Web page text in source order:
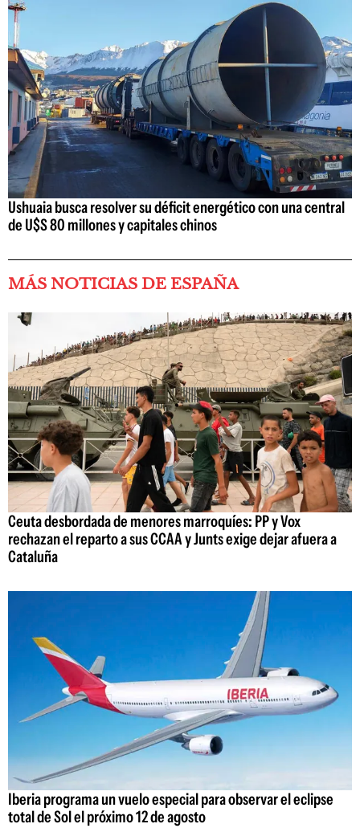
Ushuaia busca resolver su déficit energético con una central
de U$S 80 millones y capitales chinos
MÁS NOTICIAS DE ESPAÑA
Ceuta desbordada de menores marroquíes: PP y Vox
rechazan el reparto a sus CCAA y Junts exige dejar afuera a
Cataluña
Iberia programa un vuelo especial para observar el eclipse
total de Sol el próximo 12 de agosto